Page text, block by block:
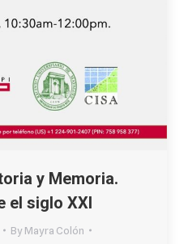
y Memoria.
el siglo XXI
ByMayra Colón